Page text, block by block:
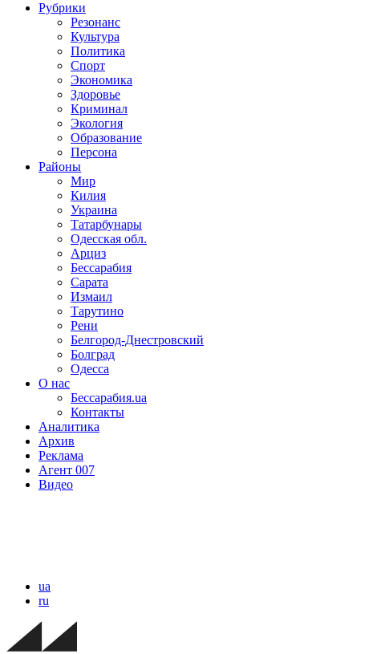
Рубрики
Резонанс
Культура
Политика
Спорт
Экономика
Здоровье
Криминал
Экология
Образование
Персона
Районы
Мир
Килия
Украина
Татарбунары
Одесская обл.
Арциз
Бессарабия
Сарата
Измаил
Тарутино
Рени
Белгород-Днестровский
Болград
Одесса
О нас
Бессарабия.ua
Контакты
Аналитика
Архив
Реклама
Агент 007
Видео
ua
ru